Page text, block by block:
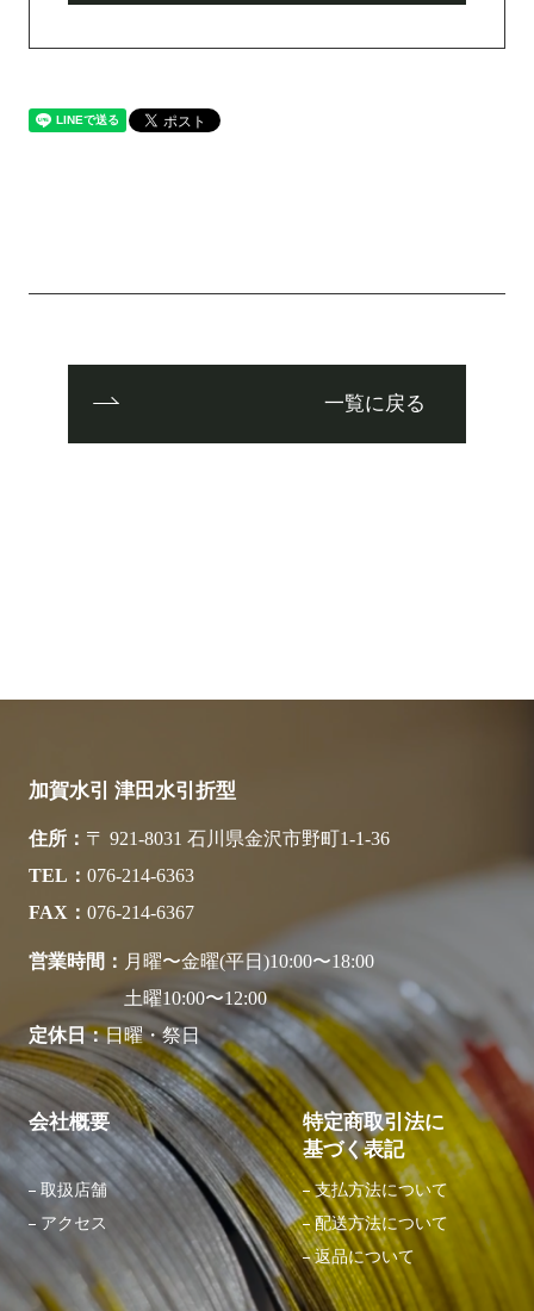
一覧に戻る
加賀水引 津田水引折型
住所
〒 921-8031 石川県金沢市野町1-1-36
TEL
076-214-6363
FAX
076-214-6367
営業時間
月曜〜金曜(平日)10:00〜18:00
土曜10:00〜12:00
定休日
日曜・祭日
会社概要
取扱店舗
アクセス
特定商取引法に
基づく表記
支払方法について
配送方法について
返品について